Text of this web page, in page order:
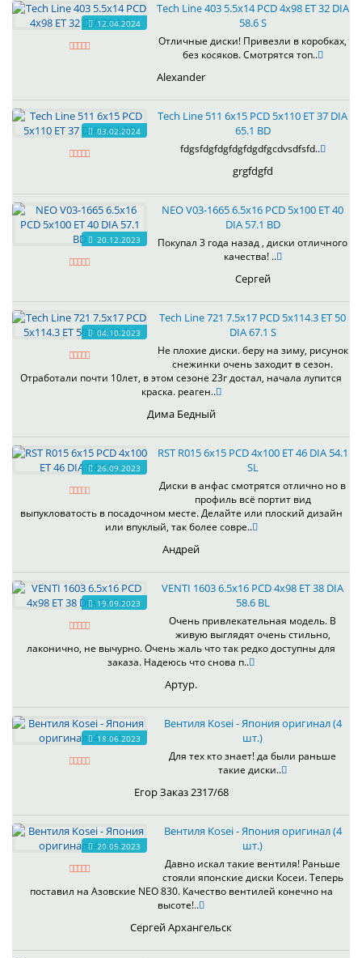
12.04.2024
Tech Line 403 5.5x14 PCD 4x98 ET 32 DIA
58.6 S
Отличные диски! Привезли в коробках,
без косяков. Смотрятся топ..
Alexander
03.02.2024
Tech Line 511 6x15 PCD 5x110 ET 37 DIA
65.1 BD
fdgsfdgfdgfdgfdgdfgcdvsdfsfd..
grgfdgfd
20.12.2023
NEO V03-1665 6.5x16 PCD 5x100 ET 40
DIA 57.1 BD
Покупал 3 года назад , диски отличного
качества! ..
Сергей
04.10.2023
Tech Line 721 7.5x17 PCD 5x114.3 ET 50
DIA 67.1 S
Не плохие диски. беру на зиму, рисунок
снежинки очень заходит в сезон.
Отработали почти 10лет, в этом сезоне 23г достал, начала лупится
краска. реаген..
Дима Бедный
26.09.2023
RST R015 6x15 PCD 4x100 ET 46 DIA 54.1
SL
Диски в анфас смотрятся отлично но в
профиль всё портит вид
выпукловатость в посадочном месте. Делайте или плоский дизайн
или впуклый, так более совре..
Андрей
19.09.2023
VENTI 1603 6.5x16 PCD 4x98 ET 38 DIA
58.6 BL
Очень привлекательная модель. В
живую выглядят очень стильно,
лаконично, не вычурно. Очень жаль что так редко доступны для
заказа. Надеюсь что снова п..
Артур.
18.06.2023
Вентиля Kosei - Япония оригинал (4
шт.)
Для тех кто знает! да были раньше
такие диски..
Егор Заказ 2317/68
20.05.2023
Вентиля Kosei - Япония оригинал (4
шт.)
Давно искал такие вентиля! Раньше
стояли японские диски Косеи. Теперь
поставил на Азовские NEO 830. Качество вентилей конечно на
высоте!..
Сергей Архангельск